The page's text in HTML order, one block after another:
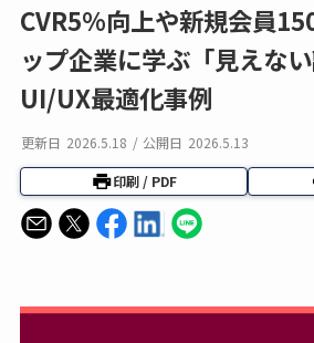
CVR5%向上や新規会員
ップ企業に学ぶ「見えな
UI/UX最適化事例
更新日 2026.5.18 / 公開日 2026.5.13
印刷 / PDF